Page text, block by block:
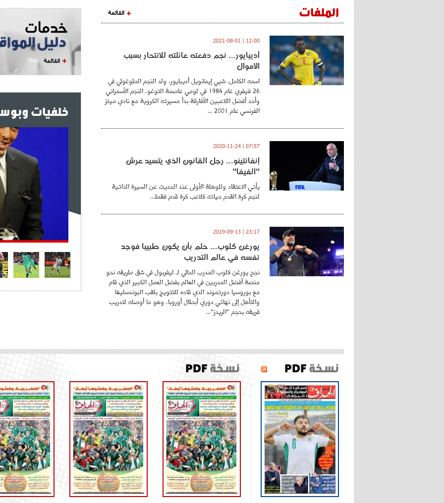
الملفات القائمة
12:00 | 2021-08-01
أديبايور... نجم دفعته عائلته للانتحار بسبب
الأموال
اسمه الكامل، شيي إيمانويل أديبايور، ولد النجم الطوغولي في
26 فيفري عام 1984 في لومي عاصمة التوغو، النجم الأسمراني
وأحد أفضل اللاعبين الأفارقة بدأ مسيرته الكروية مع نادي ميتز
الفرنسي عام 2001 ...
07:57 | 2020-11-24
إنفانتينو... رجل القانون الذي يتسيد عرش
"الفيفا"
يأتي الاعتقاد وللوهلة الأولى عند الحديث عن السيرة الذاتية
لنجم كرة القدم حياته كلاعب كرة قدم فقط...
23:17 | 2019-09-13
يورغن كلوب... حلم بأن يكون طبيبا فوجد
نفسه في عالم التدريب
نجح يورغن كلوب المدرب الحالي لـ ليفربول في شق طريقه نحو
منصة أفضل المدربين في العالم بفضل العمل الكبير الذي قام
مع بوروسيا دورتموند الذي قاده للتتويج بلقب البوندسليغا
والتأهل إلى نهائي دوري أبطال أوروبا، وهو ما أوصله لتدريب
فريقه بحجم "الريدز"...
القائمة
خلفيات
نسخةPDF نسخةPDF